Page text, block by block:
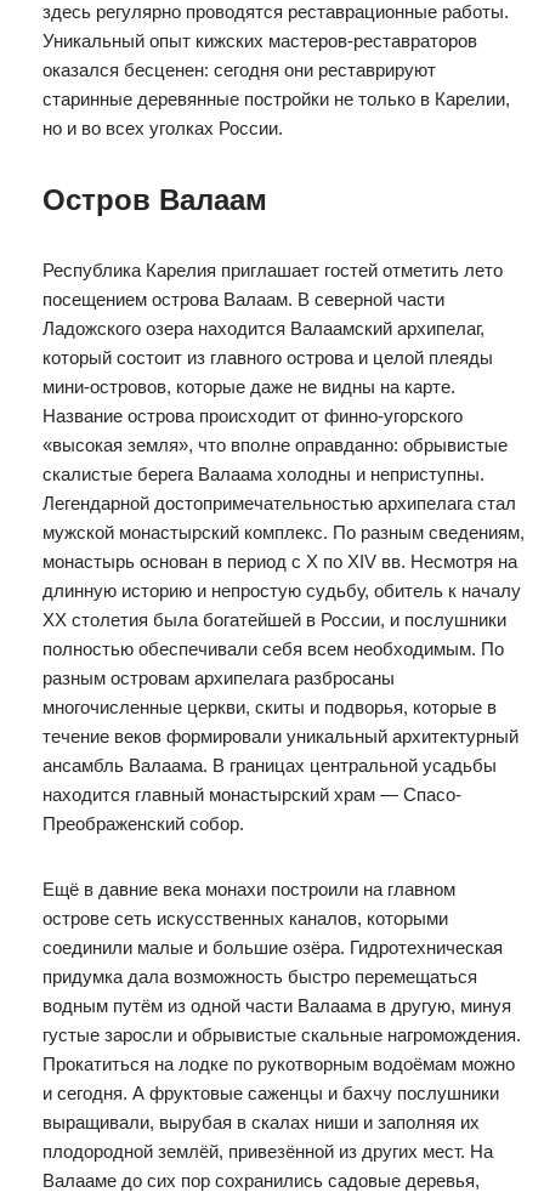
здесь регулярно проводятся реставрационные работы.
Уникальный опыт кижских мастеров-реставраторов
оказался бесценен: сегодня они реставрируют
старинные деревянные постройки не только в Карелии,
но и во всех уголках России.
Остров Валаам
Республика Карелия приглашает гостей отметить лето
посещением острова Валаам. В северной части
Ладожского озера находится Валаамский архипелаг,
который состоит из главного острова и целой плеяды
мини-островов, которые даже не видны на карте.
Название острова происходит от финно-угорского
«высокая земля», что вполне оправданно: обрывистые
скалистые берега Валаама холодны и неприступны.
Легендарной достопримечательностью архипелага стал
мужской монастырский комплекс. По разным сведениям,
монастырь основан в период с X по XIV вв. Несмотря на
длинную историю и непростую судьбу, обитель к началу
XX столетия была богатейшей в России, и послушники
полностью обеспечивали себя всем необходимым. По
разным островам архипелага разбросаны
многочисленные церкви, скиты и подворья, которые в
течение веков формировали уникальный архитектурный
ансамбль Валаама. В границах центральной усадьбы
находится главный монастырский храм — Спасо-
Преображенский собор.
Ещё в давние века монахи построили на главном
острове сеть искусственных каналов, которыми
соединили малые и большие озёра. Гидротехническая
придумка дала возможность быстро перемещаться
водным путём из одной части Валаама в другую, минуя
густые заросли и обрывистые скальные нагромождения.
Прокатиться на лодке по рукотворным водоёмам можно
и сегодня. А фруктовые саженцы и бахчу послушники
выращивали, вырубая в скалах ниши и заполняя их
плодородной землёй, привезённой из других мест. На
Валааме до сих пор сохранились садовые деревья,